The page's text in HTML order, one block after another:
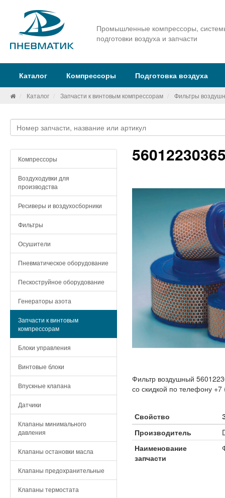
Промышленные компрессоры,
подготовки воздуха и запчасти
Каталог Компрессоры Подготовка воздуха
Каталог Запчасти к винтовым компрессорам Фильтры
Компрессоры
Воздуходувки для
производства
Ресиверы и воздухосборники
Фильтры
Осушители
Пневматическое оборудование
Пескоструйное оборудование
Генераторы азота
Запчасти к винтовым
компрессорам
Блоки управления
Винтовые блоки
Впускные клапана
Датчики
Клапаны минимального
давления
Клапаны остановки масла
Клапаны предохранительные
Клапаны термостата
Фильтр воздушный
со скидкой по телефону
Свойство
Производитель
Наименование
запчасти